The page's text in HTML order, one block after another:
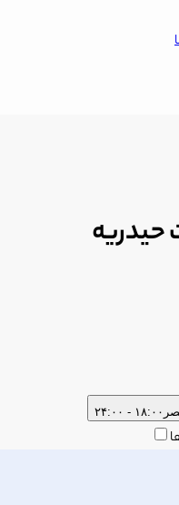
۱۸:۰۰ - ۲۴:۰۰